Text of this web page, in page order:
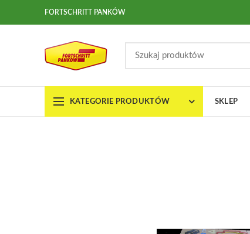
FORTSCHRITT PANKÓW
KATEGORIE PRODUKTÓW SKLEP